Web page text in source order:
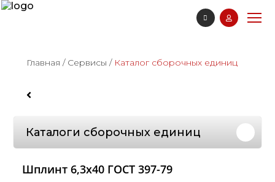
Главная / Сервисы / Каталог сборочных единиц
Каталоги сборочных единиц
Шплинт 6,3х40 ГОСТ 397-79